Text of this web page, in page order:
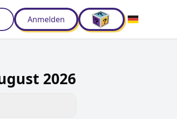
Anmelden
2026